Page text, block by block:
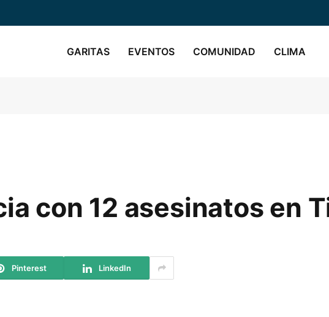
GARITAS EVENTOS COMUNIDAD CLIMA
con 12 asesinatos en
Pinterest LinkedIn